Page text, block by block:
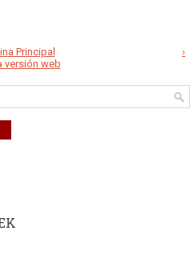
›
Principal
versión web